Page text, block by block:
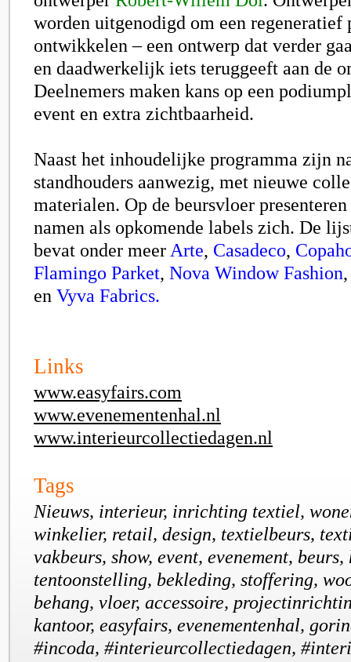
worden uitgenodigd om een regeneratief
ontwikkelen – een ontwerp dat verder
en daadwerkelijk iets teruggeeft aan de
Deelnemers maken kans op een
event en extra zichtbaarheid.
Naast het inhoudelijke programma zijn
standhouders aanwezig, met nieuwe
materialen. Op de beursvloer
namen als opkomende labels zich. De
bevat onder meer Arte, Casadeco,
Flamingo Parket, Nova Window Fashion
en Vyva Fabrics.
Links
www.easyfairs.com
www.evenementenhal.nl
www.interieurcollectiedagen.nl
Tags
Nieuws, interieur, inrichting textiel,
winkelier, retail, design, textielbeurs,
vakbeurs, show, event, evenement, beurs,
tentoonstelling, bekleding, stoffering,
behang, vloer, accessoire,
kantoor, easyfairs, evenementenhal,
#incoda, #interieurcollectiedagen,